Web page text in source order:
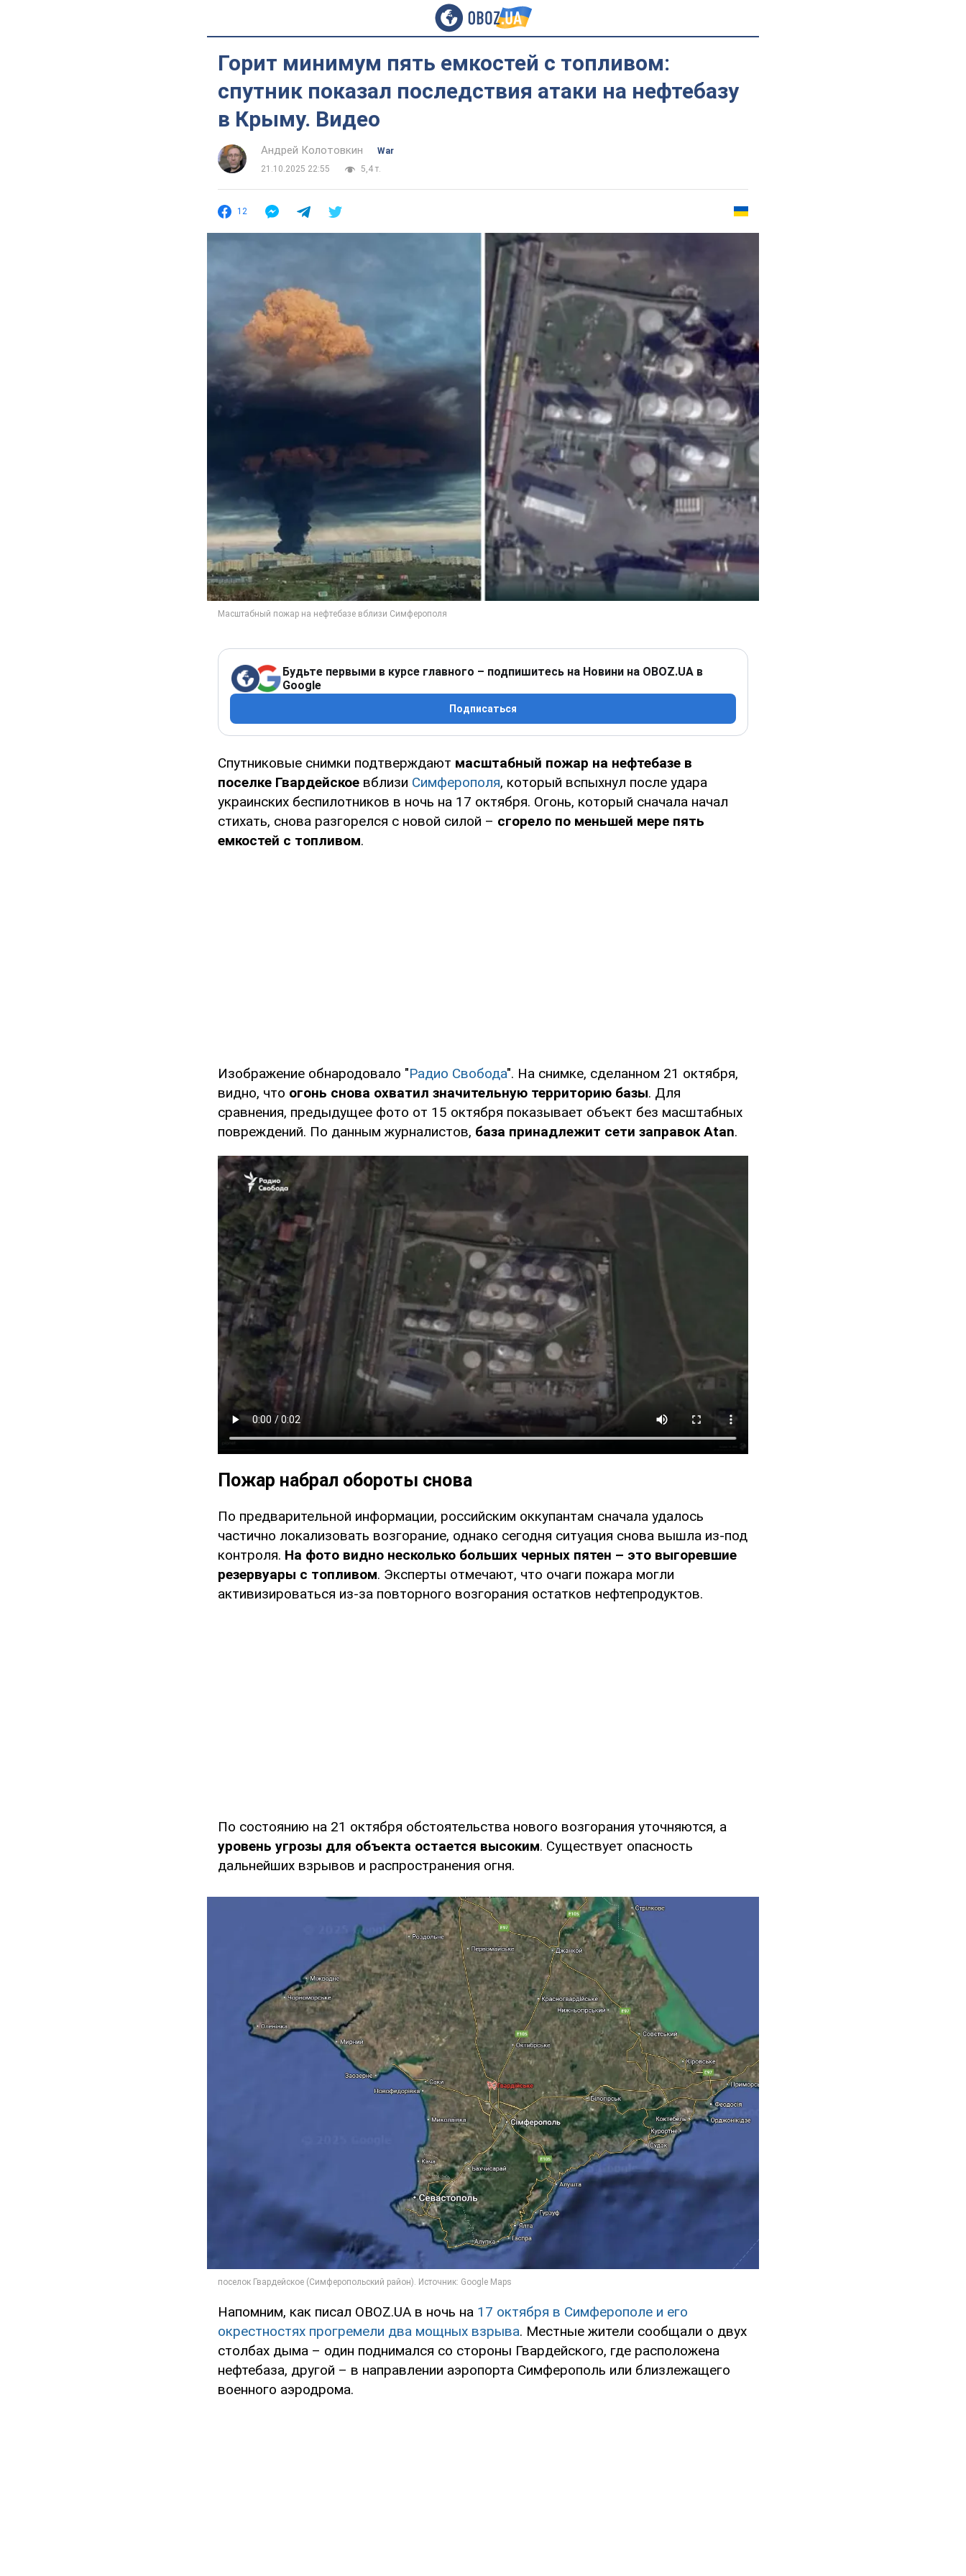
Горит минимум пять емкостей с топливом:
спутник показал последствия атаки на нефтебазу
в Крыму. Видео
Андрей Колотовкин
War
21.10.2025 22:55
5,4 т.
12
Будьте первыми в курсе главного – подпишитесь на Новини на OBOZ.UA в
Google
Подписаться
Спутниковые снимки подтверждают масштабный пожар на нефтебазе в
поселке Гвардейское вблизи Симферополя, который вспыхнул после удара
украинских беспилотников в ночь на 17 октября. Огонь, который сначала начал
стихать, снова разгорелся с новой силой – сгорело по меньшей мере пять
емкостей с топливом.
Изображение обнародовало "Радио Свобода". На снимке, сделанном 21 октября,
видно, что огонь снова охватил значительную территорию базы. Для
сравнения, предыдущее фото от 15 октября показывает объект без масштабных
повреждений. По данным журналистов, база принадлежит сети заправок Atan.
Пожар набрал обороты снова
По предварительной информации, российским оккупантам сначала удалось
частично локализовать возгорание, однако сегодня ситуация снова вышла из-под
контроля. На фото видно несколько больших черных пятен – это выгоревшие
резервуары с топливом. Эксперты отмечают, что очаги пожара могли
активизироваться из-за повторного возгорания остатков нефтепродуктов.
По состоянию на 21 октября обстоятельства нового возгорания уточняются, а
уровень угрозы для объекта остается высоким. Существует опасность
дальнейших взрывов и распространения огня.
Напомним, как писал OBOZ.UA в ночь на 17 октября в Симферополе и его
окрестностях прогремели два мощных взрыва. Местные жители сообщали о двух
столбах дыма – один поднимался со стороны Гвардейского, где расположена
нефтебаза, другой – в направлении аэропорта Симферополь или близлежащего
военного аэродрома.